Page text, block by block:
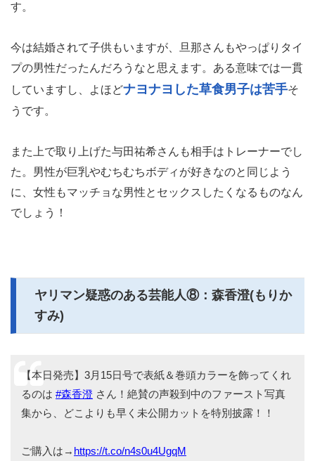
す。
今は結婚されて子供もいますが、旦那さんもやっぱりタイ
プの男性だったんだろうなと思えます。ある意味では一貫
していますし、よほどナヨナヨした草食男子は苦手そ
うです。
また上で取り上げた与田祐希さんも相手はトレーナーでし
た。男性が巨乳やむちむちボディが好きなのと同じよう
に、女性もマッチョな男性とセックスしたくなるものなん
でしょう！
ヤリマン疑惑のある芸能人⑧：森香澄(もりか
すみ)
【本日発売】3月15日号で表紙＆巻頭カラーを飾ってくれ
るのは #森香澄 さん！絶賛の声殺到中のファースト写真
集から、どこよりも早く未公開カットを特別披露！！
ご購入は→ https://t.co/n4s0u4UgqM